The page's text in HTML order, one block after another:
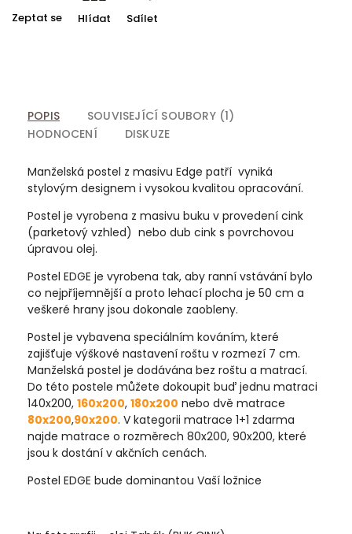
Zeptat se Hlídat Sdílet
POPIS
SOUVISEJÍCÍ SOUBORY (1)
HODNOCENÍ
DISKUZE
Manželská postel z masivu Edge patří vyniká
stylovým designem i vysokou kvalitou opracování.
Postel je vyrobena z masivu buku v provedení cink
(parketový vzhled) nebo dub cink s povrchovou
úpravou olej.
Postel EDGE je vyrobena tak, aby ranní vstávání bylo
co nejpříjemnější a proto lehací plocha je 50 cm a
veškeré hrany jsou dokonale zaobleny.
Postel je vybavena speciálním kováním, které
zajišťuje výškové nastavení roštu v rozmezí 7 cm.
Manželská postel je dodávána bez roštu a matrací.
Do této postele můžete dokoupit buď jednu matraci
140x200, 160x200, 180x200 nebo dvě matrace
80x200,90x200. V kategorii matrace 1+1 zdarma
najde matrace o rozměrech 80x200, 90x200, které
jsou k dostání v akčních cenách.
Postel EDGE bude dominantou Vaší ložnice